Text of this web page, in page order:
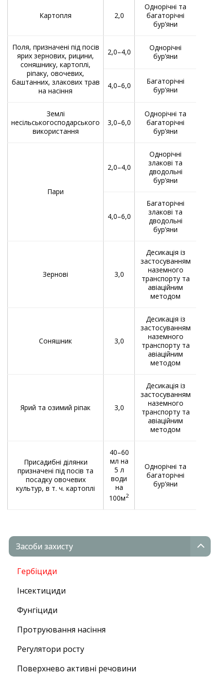
Засоби захисту
Гербіциди
Інсектициди
Фунгіциди
Протруювання насіння
Регулятори росту
Поверхнево активні речовини
Картопля 2,0
Однорічні та
багаторічні
бур’яни
Поля, призначені під посів
ярих зернових, рицини,
соняшнику, картоплі,
ріпаку, овочевих,
баштанних, злакових трав
на насіння
2,0–4,0
Однорічні
бур’яни
4,0–6,0
Багаторічні
бур’яни
Землі
несільськогосподарського
використання
3,0–6,0
Однорічні та
багаторічні
бур’яни
Пари
2,0–4,0
Однорічні
злакові та
дводольні
бур’яни
4,0–6,0
Багаторічні
злакові та
дводольні
бур’яни
Зернові 3,0
Десикація із
застосуванням
наземного
транспорту та
авіаційним
методом
Соняшник 3,0
Десикація із
застосуванням
наземного
транспорту та
авіаційним
методом
Ярий та озимий ріпак 3,0
Десикація із
застосуванням
наземного
транспорту та
авіаційним
методом
Присадибні ділянки
призначені під посів та
посадку овочевих
культур, в т. ч. картоплі
40–60
мл на
5 л
води
на
100м2
Однорічні та
багаторічні
бур’яни